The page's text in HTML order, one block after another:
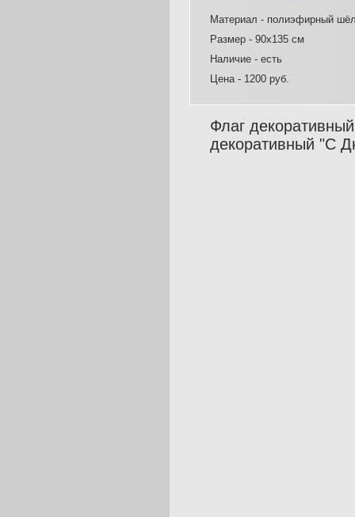
Материал - полиэфирный
Размер - 90х135 см
Наличие - есть
Цена - 1200 руб.
Флаг
декоративный "С